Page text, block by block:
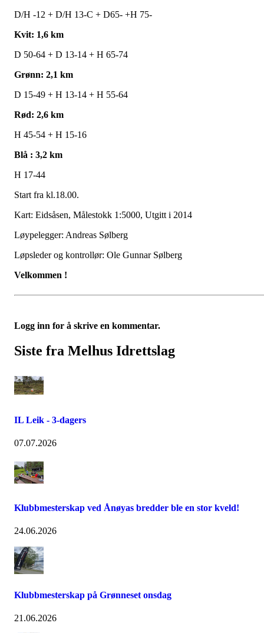
D/H -12 + D/H 13-C + D65- +H 75-
Kvit: 1,6 km
D 50-64 + D 13-14 + H 65-74
Grønn: 2,1 km
D 15-49 + H 13-14 + H 55-64
Rød: 2,6 km
H 45-54 + H 15-16
Blå : 3,2 km
H 17-44
Start fra kl.18.00.
Kart: Eidsåsen, Målestokk 1:5000, Utgitt i 2014
Løypelegger: Andreas Sølberg
Løpsleder og kontrollør: Ole Gunnar Sølberg
Velkommen !
Logg inn for å skrive en kommentar.
Siste fra Melhus Idrettslag
IL Leik - 3-dagers
07.07.2026
Klubbmesterskap ved Ånøyas bredder ble en stor kveld!
24.06.2026
Klubbmesterskap på Grønneset onsdag
21.06.2026